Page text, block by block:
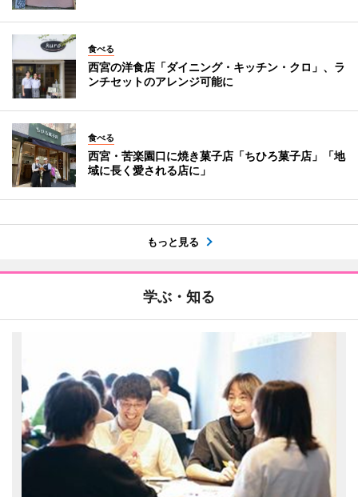
食べる
西宮の洋食店「ダイニング・キッチン・クロ」、ラ
ンチセットのアレンジ可能に
食べる
西宮・苦楽園口に焼き菓子店「ちひろ菓子店」「地
域に長く愛される店に」
もっと見る
学ぶ・知る